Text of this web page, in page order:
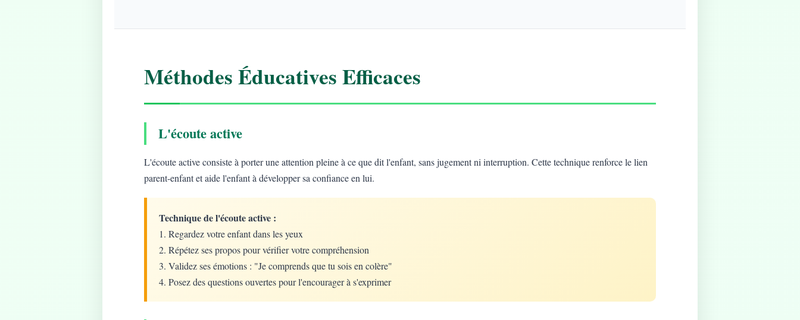
Méthodes Éducatives Efficaces
L'écoute active
L'écoute active consiste à porter une attention pleine à ce que dit l'enfant, sans jugement ni interruption. Cette technique renforce le lien
parent-enfant et aide l'enfant à développer sa confiance en lui.
Technique de l'écoute active :
1. Regardez votre enfant dans les yeux
2. Répétez ses propos pour vérifier votre compréhension
3. Validez ses émotions : "Je comprends que tu sois en colère"
4. Posez des questions ouvertes pour l'encourager à s'exprimer